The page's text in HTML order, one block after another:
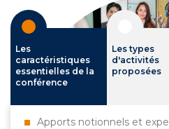
Les
caractéristiques
essentielles de la
conférence
Les types
d'activités
proposées
Apports notionnels et